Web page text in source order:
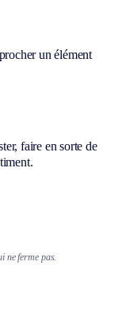
un élément
faire en sorte de
ne ferme pas.